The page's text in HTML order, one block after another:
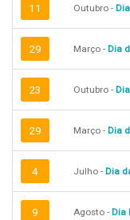
11 Outubro -
29 Março - Dia
23 Outubro -
29 Março - Dia
4 Julho - Dia
9 Agosto - Dia